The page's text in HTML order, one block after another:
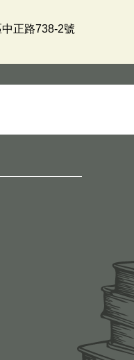
正路738-2號